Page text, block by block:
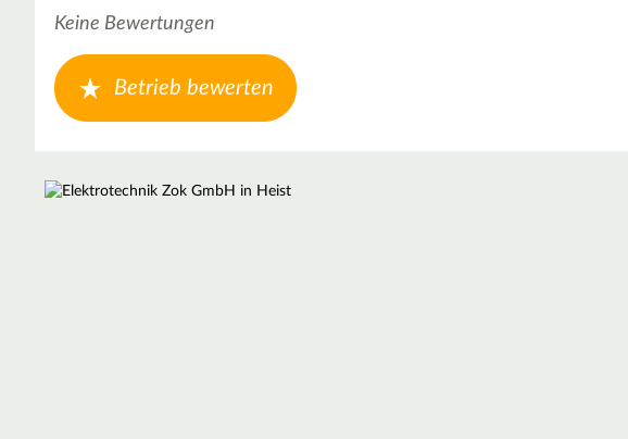
Keine Bewertungen
Betrieb bewerten